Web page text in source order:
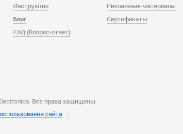
Инструкции
Блог
FAQ (Вопрос-ответ)
Рекламные материалы
Сертификаты
Все права защищены.
сайта